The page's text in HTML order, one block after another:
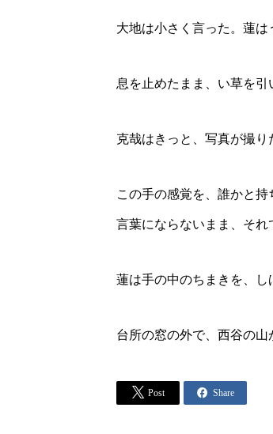
大地は小さく言った。蓮は
息を止めたまま、い草を引
克哉はきっと、写真が撮り
この手の感覚を、誰かと
言葉にならないまま、それ
蓮は手の中のちまきを、し
台所の窓の外で、西谷の山
 Post  Share